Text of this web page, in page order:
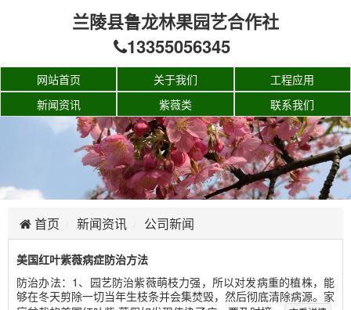
兰陵县鲁龙林果园艺合作社
13355056345
网站首页 关于我们
工程应用
新闻资讯
紫薇类 联系我们
首页 新闻资讯 公司新闻
美国红叶紫薇病症防治方法
防治办法：1、园艺防治紫薇萌枝力强，所以对发病重的植株，能
够在冬天剪除一切当年生枝条并会集焚毁，然后彻底清除病源。家